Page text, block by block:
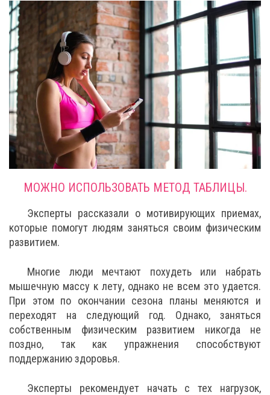
МОЖНО ИСПОЛЬЗОВАТЬ МЕТОД ТАБЛИЦЫ.
Эксперты рассказали о мотивирующих приемах,
которые помогут людям заняться своим физическим
развитием.
Многие люди мечтают похудеть или набрать
мышечную массу к лету, однако не всем это удается.
При этом по окончании сезона планы меняются и
переходят на следующий год. Однако, заняться
собственным физическим развитием никогда не
поздно, так как упражнения способствуют
поддержанию здоровья.
Эксперты рекомендует начать с тех нагрузок,